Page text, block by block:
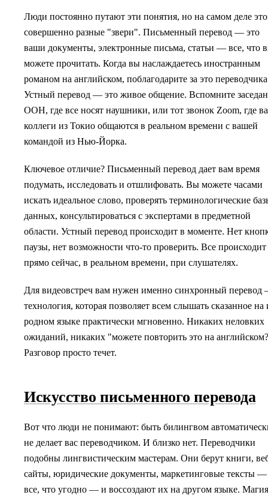
Люди постоянно путают эти понятия, но на самом деле это
совершенно разные "звери". Письменный перевод — это
ваши документы, электронные письма, статьи — все, что
можете прочитать. Когда вы наслаждаетесь иностранным
романом на английском, поблагодарите за это
Устный перевод — это живое общение. Вспомните
ООН, где все носят наушники, или тот звонок Zoom, где
коллеги из Токио общаются в реальном времени с вашей
командой из Нью-Йорка.
Ключевое отличие? Письменный перевод дает вам время
подумать, исследовать и отшлифовать. Вы можете часами
искать идеальное слово, проверять терминологические
данных, консультироваться с экспертами в предметной
области. Устный перевод происходит в моменте. Нет
паузы, нет возможности что-то проверить. Все происходит
прямо сейчас, в реальном времени, при слушателях.
Для видеовстреч вам нужен именно синхронный
технология, которая позволяет всем слышать сказанное на
родном языке практически мгновенно. Никаких неловких
ожиданий, никаких "можете повторить это на
Разговор просто течет.
Искусство письменного перевода
Вот что люди не понимают: быть билингвом
не делает вас переводчиком. И близко нет. Переводчики
подобны лингвистическим мастерам. Они берут книги,
сайты, юридические документы, маркетинговые тексты —
все, что угодно — и воссоздают их на другом языке. Магия